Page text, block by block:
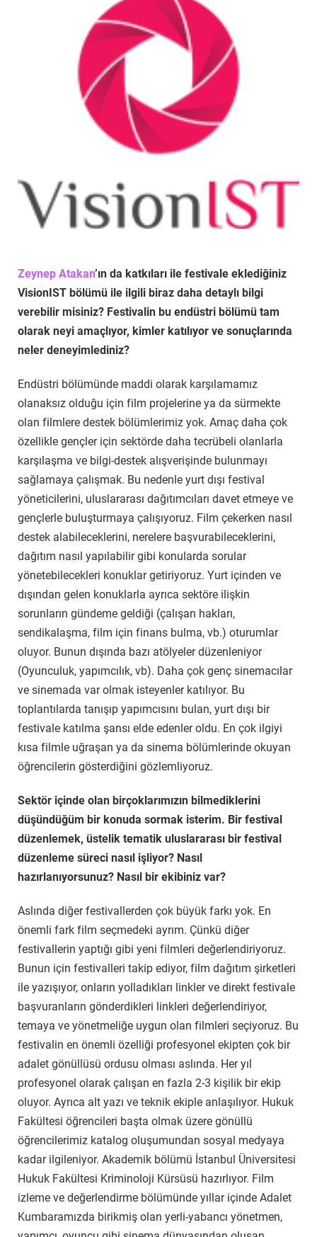
Zeynep Atakan’ın da katkıları ile festivale eklediğiniz
VisionIST bölümü ile ilgili biraz daha detaylı bilgi
verebilir misiniz? Festivalin bu endüstri bölümü tam
olarak neyi amaçlıyor, kimler katılıyor ve sonuçlarında
neler deneyimlediniz?
Endüstri bölümünde maddi olarak karşılamamız
olanaksız olduğu için film projelerine ya da sürmekte
olan filmlere destek bölümlerimiz yok. Amaç daha çok
özellikle gençler için sektörde daha tecrübeli olanlarla
karşılaşma ve bilgi-destek alışverişinde bulunmayı
sağlamaya çalışmak. Bu nedenle yurt dışı festival
yöneticilerini, uluslararası dağıtımcıları davet etmeye ve
gençlerle buluşturmaya çalışıyoruz. Film çekerken nasıl
destek alabileceklerini, nerelere başvurabileceklerini,
dağıtım nasıl yapılabilir gibi konularda sorular
yönetebilecekleri konuklar getiriyoruz. Yurt içinden ve
dışından gelen konuklarla ayrıca sektöre ilişkin
sorunların gündeme geldiği (çalışan hakları,
sendikalaşma, film için finans bulma, vb.) oturumlar
oluyor. Bunun dışında bazı atölyeler düzenleniyor
(Oyunculuk, yapımcılık, vb). Daha çok genç sinemacılar
ve sinemada var olmak isteyenler katılıyor. Bu
toplantılarda tanışıp yapımcısını bulan, yurt dışı bir
festivale katılma şansı elde edenler oldu. En çok ilgiyi
kısa filmle uğraşan ya da sinema bölümlerinde okuyan
öğrencilerin gösterdiğini gözlemliyoruz.
Sektör içinde olan birçoklarımızın bilmediklerini
düşündüğüm bir konuda sormak isterim. Bir festival
düzenlemek, üstelik tematik uluslararası bir festival
düzenleme süreci nasıl işliyor? Nasıl
hazırlanıyorsunuz? Nasıl bir ekibiniz var?
Aslında diğer festivallerden çok büyük farkı yok. En
önemli fark film seçmedeki ayrım. Çünkü diğer
festivallerin yaptığı gibi yeni filmleri değerlendiriyoruz.
Bunun için festivalleri takip ediyor, film dağıtım şirketleri
ile yazışıyor, onların yolladıkları linkler ve direkt festivale
başvuranların gönderdikleri linkleri değerlendiriyor,
temaya ve yönetmeliğe uygun olan filmleri seçiyoruz. Bu
festivalin en önemli özelliği profesyonel ekipten çok bir
adalet gönüllüsü ordusu olması aslında. Her yıl
profesyonel olarak çalışan en fazla 2-3 kişilik bir ekip
oluyor. Ayrıca alt yazı ve teknik ekiple anlaşılıyor. Hukuk
Fakültesi öğrencileri başta olmak üzere gönüllü
öğrencilerimiz katalog oluşumundan sosyal medyaya
kadar ilgileniyor. Akademik bölümü İstanbul Üniversitesi
Hukuk Fakültesi Kriminoloji Kürsüsü hazırlıyor. Film
izleme ve değerlendirme bölümünde yıllar içinde Adalet
Kumbaramızda birikmiş olan yerli-yabancı yönetmen,